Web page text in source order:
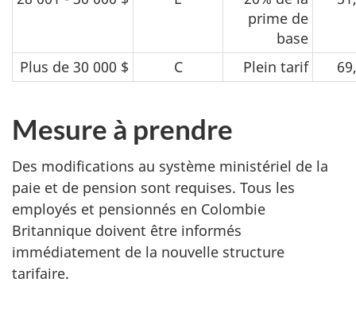
prime de
base
Plus de 30 000 $ C Plein tarif
Mesure à prendre
Des modifications au système ministériel de la
paie et de pension sont requises. Tous les
employés et pensionnés en Colombie
Britannique doivent être informés
immédiatement de la nouvelle structure
tarifaire.